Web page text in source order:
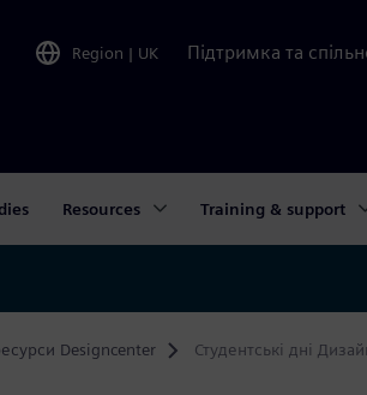
Region | UK Підтримка та
Resources Training & support
Designcenter Студентські дні